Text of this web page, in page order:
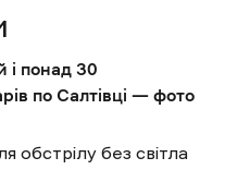
і понад 30
по Салтівці — фото
обстрілу без світла